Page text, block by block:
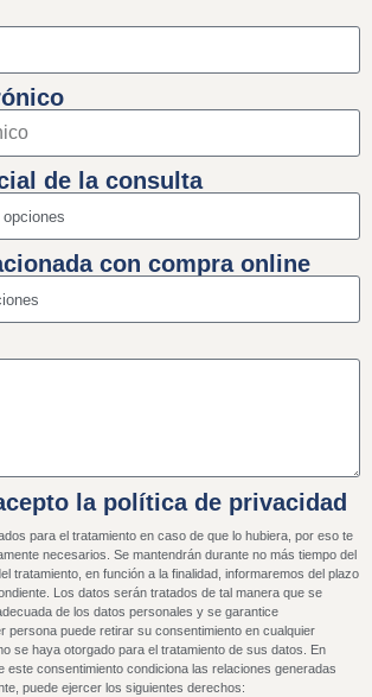
de la consulta
con compra online
la política de privacidad
para el tratamiento en caso de que lo hubiera, por eso te
necesarios. Se mantendrán durante no más tiempo del
tratamiento, en función a la finalidad, informaremos del plazo
Los datos serán tratados de tal manera que se
de los datos personales y se garantice
persona puede retirar su consentimiento en cualquier
se haya otorgado para el tratamiento de sus datos. En
este consentimiento condiciona las relaciones generadas
puede ejercer los siguientes derechos: